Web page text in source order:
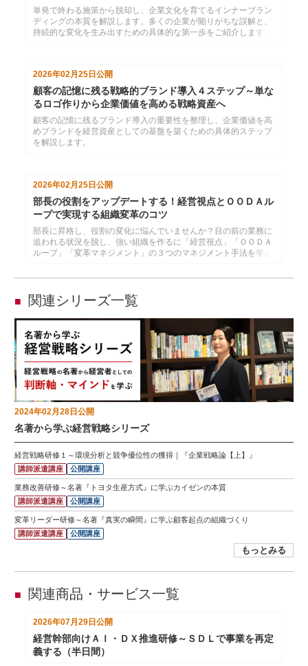
単発で終わる施策から脱却し、企業文化を育てるインナーブラン
ディングの本質を解説します。多くの企業が陥りがちな誤解と、
持続的な変化を生み出すための具体的な第一歩をご紹介します。
2026年02月25日 公開
顧客の記憶に残る戦略的ブランド導入４ステップ～単な
るロゴ作りから企業価値を高める戦略資産へ
顧客の記憶に残るブランド導入の重要性を整理し、企業価値を高
めブランドを経営資産としての基盤を築くための具体的ステップ
を解説します。
2026年02月25日公開
部長の役割をアップデートする！経営視点とＯＯＤＡル
ープで実現する組織変革のコツ
部長に昇格し、役割の変化に悩んでいませんか？目の前の業務に
追われる状況を脱し、強い組織を作るに「経営視点」「ＯＯＤＡ
ループ」「変革マネジメント」の３つのマネジメント手法を学ん
■ 関連シリーズ一覧
2024年02月28日公開
名著から学ぶ経営戦略シリーズ
経営戦略研修１～環境分析と競争優位性の獲得｜『企業戦略論【上】』
講師派遣講座
公開講座
業務改善研修～名著『トヨタ生産方式』に学ぶカイゼンの本質
講師派遣講座
公開講座
変革リーダー研修～名著『真実の瞬間』に学ぶ顧客起点の組織づくり
講師派遣講座
公開講座
もっとみる
■ 関連商品・サービス一覧
2026年07月29日 公開
経営幹部向けＡＩ・ＤＸ推進研修～ＳＤＬで事業を再定
義する（半日間）